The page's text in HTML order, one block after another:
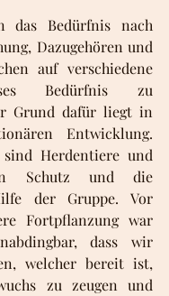
das Bedürfnis nach
Dazugehören und
auf verschiedene
Bedürfnis zu
Grund dafür liegt in
Entwicklung.
Herdentiere und
Schutz und die
der Gruppe. Vor
Fortpflanzung war
dass wir
welcher bereit ist,
zu zeugen und